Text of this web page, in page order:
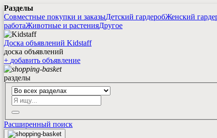
Разделы
Совместные покупки и заказыДетский гардеробЖенский
работаЖивотные и растенияДругое
Доска объявлений Kidstaff
доска объявлений
+ добавить объявление
разделы
Расширенный поиск